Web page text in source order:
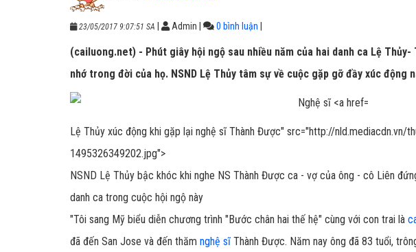
23/05/2017 9:07:51 SA Admin 0 bình luận
(cailuong.net) - Phút giây hội ngộ sau nhiều năm của hai danh ca Lệ
nhớ trong đời của họ. NSND Lệ Thủy tâm sự về cuộc gặp gỡ đầy xúc động
Lệ Thủy xúc động khi gặp lại nghệ sĩ Thành Được" src="http://nld.mediacdn.vn/
1495326349202.jpg">
NSND Lệ Thủy bậc khóc khi nghe NS Thành Được ca - vợ của ông - cô Liên
danh ca trong cuộc hội ngộ này
"Tôi sang Mỹ biểu diễn chương trình "Bước chân hai thế hệ" cùng với con trai là
đã đến San Jose và đến thăm nghệ sĩThành Được. Năm nay ông đã 83 tuổi,